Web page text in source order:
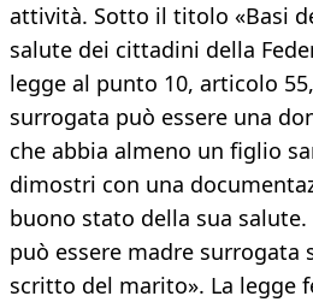
attività. Sotto il titolo «Basi
salute dei cittadini della
legge al punto 10, articolo
surrogata può essere una
che abbia almeno un figlio
dimostri con una
buono stato della sua
può essere madre surrogata
scritto del marito». La legge